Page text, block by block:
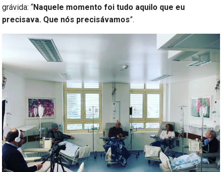
grávida: “Naquele momento foi tudo aquilo que eu
precisava. Que nós precisávamos”.